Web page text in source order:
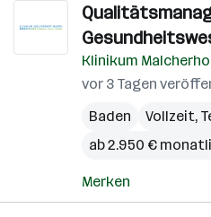
Klinikum
vor 3 Tagen
Baden
Vollzeit,
ab 2.950 €
Merken